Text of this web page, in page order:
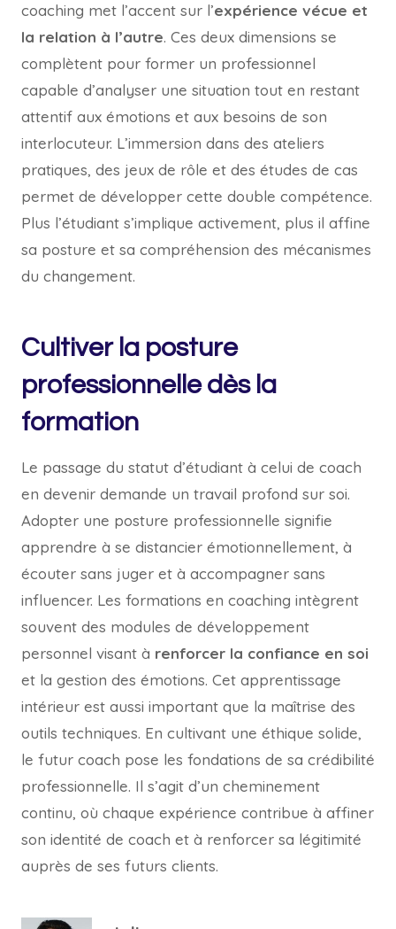
coaching met l’accent sur l’expérience vécue et
la relation à l’autre. Ces deux dimensions se
complètent pour former un professionnel
capable d’analyser une situation tout en restant
attentif aux émotions et aux besoins de son
interlocuteur. L’immersion dans des ateliers
pratiques, des jeux de rôle et des études de cas
permet de développer cette double compétence.
Plus l’étudiant s’implique activement, plus il affine
sa posture et sa compréhension des mécanismes
du changement.
Cultiver la posture
professionnelle dès la
formation
Le passage du statut d’étudiant à celui de coach
en devenir demande un travail profond sur soi.
Adopter une posture professionnelle signifie
apprendre à se distancier émotionnellement, à
écouter sans juger et à accompagner sans
influencer. Les formations en coaching intègrent
souvent des modules de développement
personnel visant à renforcer la confiance en soi
et la gestion des émotions. Cet apprentissage
intérieur est aussi important que la maîtrise des
outils techniques. En cultivant une éthique solide,
le futur coach pose les fondations de sa crédibilité
professionnelle. Il s’agit d’un cheminement
continu, où chaque expérience contribue à affiner
son identité de coach et à renforcer sa légitimité
auprès de ses futurs clients.